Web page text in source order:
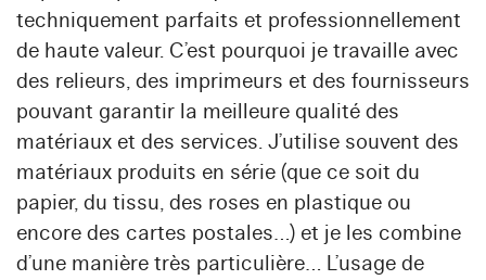
techniquement parfaits et professionnellement
de haute valeur. C’est pourquoi je travaille avec
des relieurs, des imprimeurs et des fournisseurs
pouvant garantir la meilleure qualité des
matériaux et des services. J’utilise souvent des
matériaux produits en série (que ce soit du
papier, du tissu, des roses en plastique ou
encore des cartes postales…) et je les combine
d’une manière très particulière… L’usage de